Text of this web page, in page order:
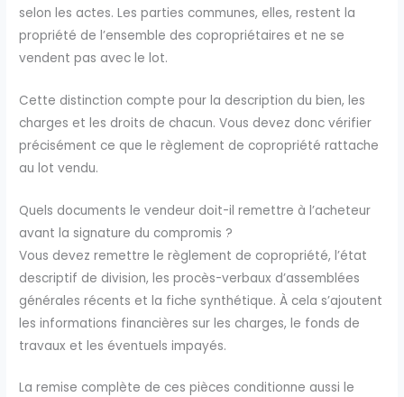
selon les actes. Les parties communes, elles, restent la
propriété de l’ensemble des copropriétaires et ne se
vendent pas avec le lot.
Cette distinction compte pour la description du bien, les
charges et les droits de chacun. Vous devez donc vérifier
précisément ce que le règlement de copropriété rattache
au lot vendu.
Quels documents le vendeur doit-il remettre à l’acheteur
avant la signature du compromis ?
Vous devez remettre le règlement de copropriété, l’état
descriptif de division, les procès-verbaux d’assemblées
générales récents et la fiche synthétique. À cela s’ajoutent
les informations financières sur les charges, le fonds de
travaux et les éventuels impayés.
La remise complète de ces pièces conditionne aussi le